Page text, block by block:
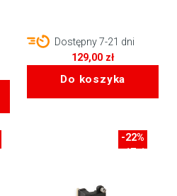
Dostępny 7-21 dni
129,00 zł
Do koszyka
-22%
-17zł